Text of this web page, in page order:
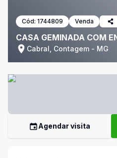
Cód: 1744809 Venda
CASA GEMINADA COM
Cabral, Contagem - MG
Agendar visita